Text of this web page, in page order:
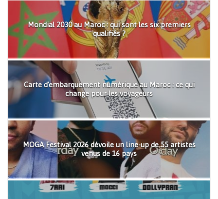
Mondial 2030 au Maroc : qui sont les six premiers
qualifiés ?
Carte d'embarquement numérique au Maroc : ce qui
change pour les voyageurs
MOGA Festival 2026 dévoile un line-up de 55 artistes
venus de 16 pays